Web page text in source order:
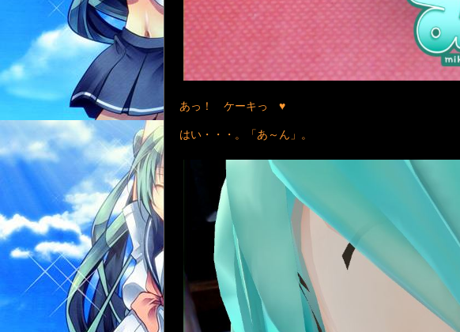
あっ！ ケーキっ ♥
はい・・・。「あ～ん」。